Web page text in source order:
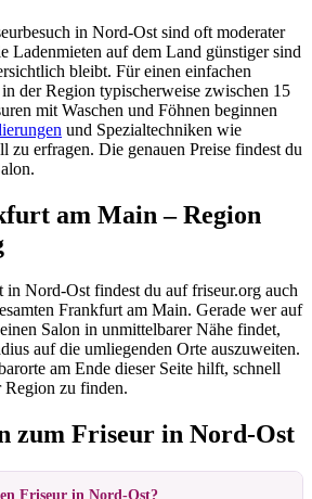
in Nord-Ost sind oft moderater
Ladenmieten auf dem Land günstiger sind
bleibt. Für einen einfachen
der Region typischerweise zwischen 15
mit Waschen und Föhnen beginnen
und Spezialtechniken wie
zu erfragen. Die genauen Preise findest du
am Main – Region
in Nord-Ost findest du auf friseur.org auch
Frankfurt am Main. Gerade wer auf
Salon in unmittelbarer Nähe findet,
auf die umliegenden Orte auszuweiten.
am Ende dieser Seite hilft, schnell
Region zu finden.
zum Friseur in Nord-Ost
Friseur in Nord-Ost?